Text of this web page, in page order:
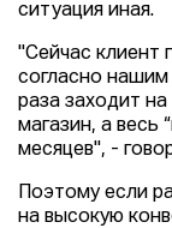
ситуация иная.
"Сейчас клиент
согласно
раза заходит
магазин, а весь
месяцев", -
Поэтому если
на высокую